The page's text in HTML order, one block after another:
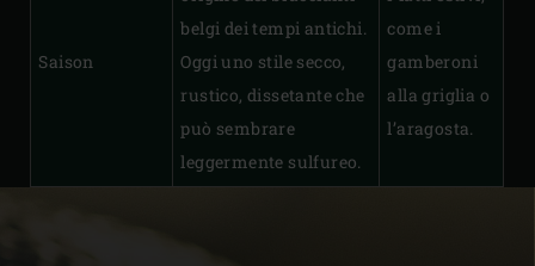
Saison
belgi dei tempi antichi.
Oggi uno stile secco,
rustico, dissetante che
può sembrare
leggermente sulfureo.
come i
gamberoni
alla griglia o
l’aragosta.